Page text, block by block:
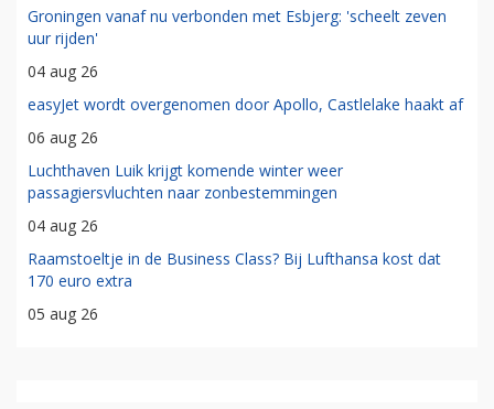
Groningen vanaf nu verbonden met Esbjerg: 'scheelt zeven
uur rijden'
04 aug 26
easyJet wordt overgenomen door Apollo, Castlelake haakt af
06 aug 26
Luchthaven Luik krijgt komende winter weer
passagiersvluchten naar zonbestemmingen
04 aug 26
Raamstoeltje in de Business Class? Bij Lufthansa kost dat
170 euro extra
05 aug 26